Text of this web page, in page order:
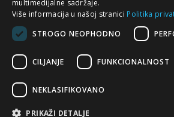
+387 (0)51 337 491
iicbl@integragrupa.com
www.integral.ba
Sadržaj ovog sajta služi za istovremeno
predočenih informacija.
Prihvatate da dobrovoljno pristupate sajtu i da
multimedijalne sadržaje.
Više informacija u našoj stranici Politika
STROGO NEOPHODNO
CILJANJE FUNKCIONALNOST
NEKLASIFIKOVANO
PRIKAŽI DETALJE